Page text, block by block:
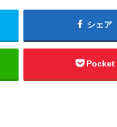
シェア
Pocket